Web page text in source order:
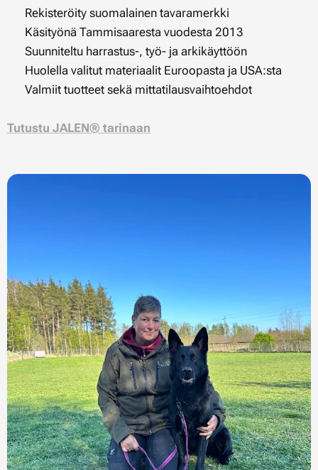
✔ Rekisteröity suomalainen tavaramerkki
✔ Käsityönä Tammisaaresta vuodesta 2013
✔ Suunniteltu harrastus-, työ- ja arkikäyttöön
✔ Huolella valitut materiaalit Euroopasta ja USA:sta
✔ Valmiit tuotteet sekä mittatilausvaihtoehdot
Tutustu JALEN® tarinaan